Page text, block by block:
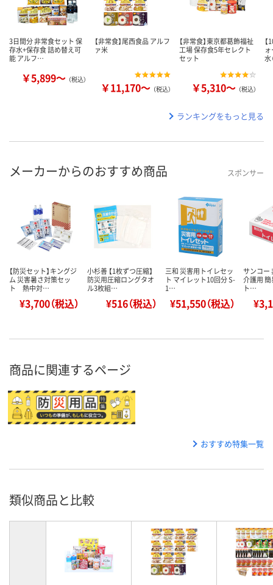
3日間分 非常食セット 保
存水+保存食 詰め替え可
能 アルフ…
￥5,899～ （税込）
【非常食】尾西食品 アルフ
ァ米
￥11,170～ （税込）
【非常食】東京都葛飾福祉
工場 保存食5年セレクト
セット
￥5,310～ （税込）
水
ランキングをもっと見る
メーカーからのおすすめ商品 スポンサー
【防災セット】キングジ
ム 災害暑さ対策セッ
ト 熱中対…
¥3,700（税込）
小杉善 【1枚ずつ圧縮】
防災用圧縮ロングタオ
ル3枚組…
¥516（税込）
三和 災害用トイレセッ
ト マイレット10回分 S-
1…
¥51,550（税込）
サンコー
介護用
ト…
商品に関連するページ
おすすめ特集一覧
類似商品と比較